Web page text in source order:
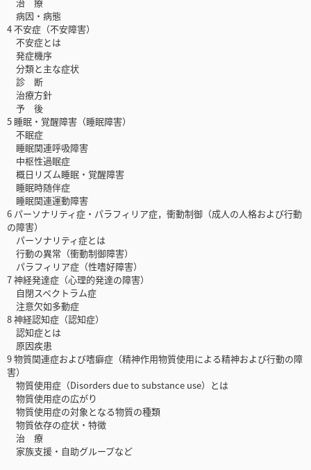
病因・病態
4 不安症（不安障害）
不安症とは
発症機序
分類と主な症状
診 断
治療方針
予 後
5 睡眠・覚醒障害（睡眠障害）
不眠症
睡眠関連呼吸障害
中枢性過眠症
概日リズム睡眠・覚醒障害
睡眠時随伴症
睡眠関連運動障害
6 パーソナリティ症・パラフィリア症，衝動制御（成人の人格および行動
の障害）
パーソナリティ症とは
行動の異常（衝動制御障害）
パラフィリア症（性嗜好障害）
7 神経発達症（心理的発達の障害）
自閉スペクトラム症
注意欠如多動症
8 神経認知症（認知症）
認知症とは
原因疾患
9 物質関連症および嗜癖症（精神作用物質使用による精神および行動の障
害）
物質使用症（Disorders due to substance use）とは
物質使用症の広がり
物質使用症の対象となる物質の種類
物質依存の症状・特徴
治 療
家族支援・自助グループなど